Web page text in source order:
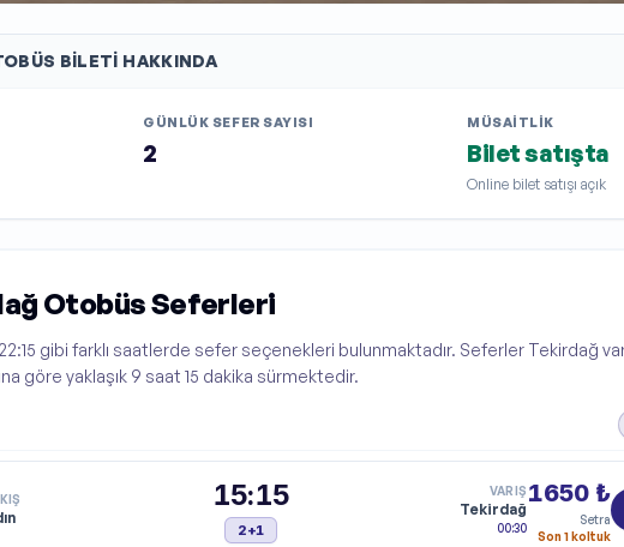
BILETI HAKKINDA
GÜNLÜK SEFER SAYISI
2
MÜSAITLIK
Bilet satışta
Online bilet satışı açık
Otobüs Seferleri
22:15 gibi farklı saatlerde sefer seçenekleri bulunmaktadır. Seferler Tekirdağ
göre yaklaşık 9 saat 15 dakika sürmektedir.
15:15
2+1
VARIŞ
Tekirdağ
Tahmini varış:
00:30
1650 ₺
Setra
Son 1 koltuk